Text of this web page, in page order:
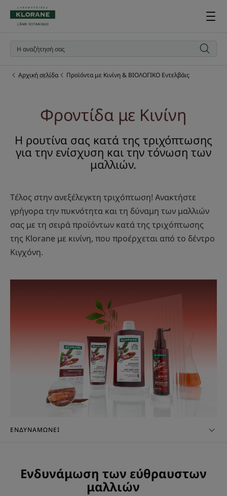
Αρχική σελίδα Προϊόντα με Κινίνη & ΒΙΟΛΟΓΙΚΟ Εντελβάις
Φροντίδα με Κινίνη
Η ρουτίνα σας κατά της τριχόπτωσης
για την ενίσχυση και την τόνωση των
μαλλιών.
Tέλος στην ανεξέλεγκτη τριχόπτωση! Ανακτήστε
γρήγορα την πυκνότητα και τη δύναμη των μαλλιών
σας με τη σειρά προϊόντων κατά της τριχόπτωσης
της Klorane με κινίνη, που προέρχεται από το δέντρο
Κιγχόνη.
ΕΝΔΥΝΑΜΩΝΕΙ
Ενδυνάμωση των εύθραυστων
μαλλιών